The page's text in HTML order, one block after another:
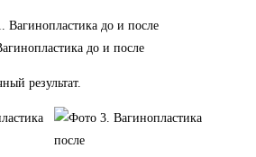
до и после
результат.